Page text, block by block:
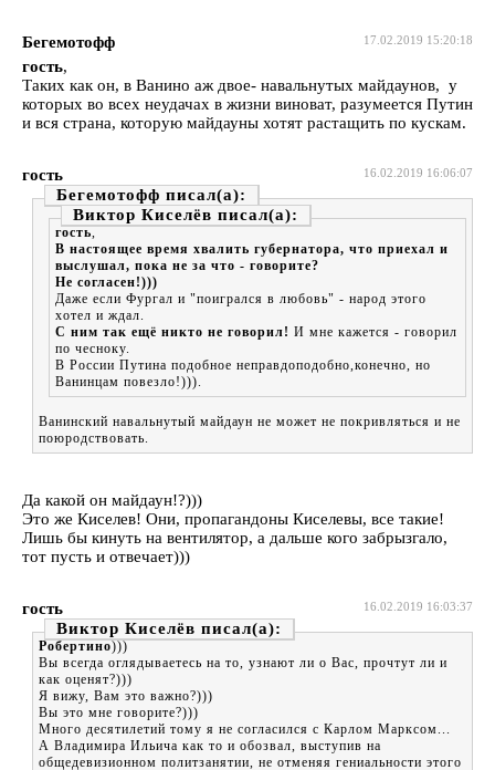
17.02.2019 15:20:18
Бегемотофф
гость,
Таких как он, в Ванино аж двое- навальнутых майдаунов, у
которых во всех неудачах в жизни виноват, разумеется Путин
и вся страна, которую майдауны хотят растащить по кускам.
16.02.2019 16:06:07
гость
Бегемотофф
Виктор Киселёв
гость,
В настоящее время хвалить губернатора, что приехал и
выслушал, пока не за что - говорите?
Не согласен!)))
Даже если Фургал и "поигрался в любовь" - народ этого
хотел и ждал.
С ним так ещё никто не говорил! И мне кажется - говорил
по чесноку.
В России Путина подобное неправдоподобно,конечно, но
Ванинцам повезло!))).
Ванинский навальнутый майдаун не может не покривляться и не
поюродствовать.
Да какой он майдаун!?)))
Это же Киселев! Они, пропагандоны Киселевы, все такие!
Лишь бы кинуть на вентилятор, а дальше кого забрызгало,
тот пусть и отвечает)))
16.02.2019 16:03:37
гость
Виктор Киселёв
Робертино)))
Вы всегда оглядываетесь на то, узнают ли о Вас, прочтут ли и
как оценят?)))
Я вижу, Вам это важно?)))
Вы это мне говорите?)))
Много десятилетий тому я не согласился с Карлом Марксом...
А Владимира Ильича как то и обозвал, выступив на
общедевизионном политзанятии, не отменяя гениальности этого